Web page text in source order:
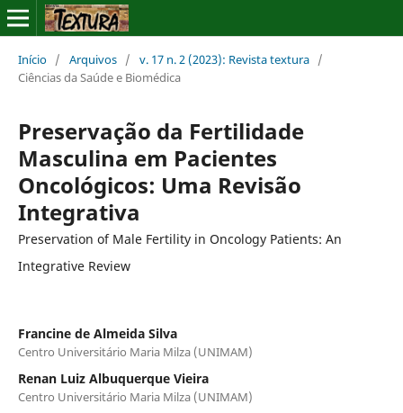
Início / Arquivos / v. 17 n. 2 (2023): Revista textura /
Ciências da Saúde e Biomédica
Preservação da Fertilidade
Masculina em Pacientes
Oncológicos: Uma Revisão
Integrativa
Preservation of Male Fertility in Oncology Patients: An
Integrative Review
Francine de Almeida Silva
Centro Universitário Maria Milza (UNIMAM)
Renan Luiz Albuquerque Vieira
Centro Universitário Maria Milza (UNIMAM)